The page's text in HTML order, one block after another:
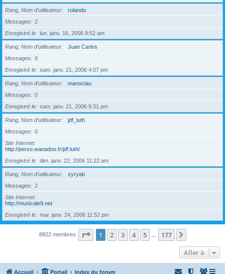
Rang, Nom d’utilisateur
rolando
Messages
2
Enregistré le
lun. janv. 16, 2006 9:52 am
Rang, Nom d’utilisateur
Juan Carlos
Messages
0
Enregistré le
sam. janv. 21, 2006 4:07 pm
Rang, Nom d’utilisateur
manoclau
Messages
0
Enregistré le
sam. janv. 21, 2006 9:31 pm
Rang, Nom d’utilisateur
jdf_luth
Messages
0
Site Internet
http://perso.wanadoo.fr/jdf.luth/
Enregistré le
dim. janv. 22, 2006 11:22 am
Rang, Nom d’utilisateur
zyryab
Messages
2
Site Internet
http://musicale9.net
Enregistré le
mar. janv. 24, 2006 11:52 pm
8822 membres Page 1sur177
1 2 3 4 5 177
Aller à
Accueil Portail Index du forum